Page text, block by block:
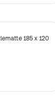
185 x 120